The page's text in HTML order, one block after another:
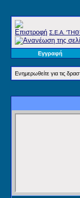
Σ.E.A.
Εγγραφή
Ενημερωθείτε για τις